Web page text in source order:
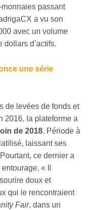
passant
a vu son
avec un volume
dollars d’actifs.
une série
de levées de fonds et
2016, la plateforme a
de 2018. Période à
laissant ses
ce dernier a
« Il
doux et
qui le rencontraient
Fair, dans un